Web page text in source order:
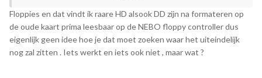
Floppies en dat vindt ik raare HD alsook DD zijn na formateren op
de oude kaart prima leesbaar op de NEBO floppy controller dus
eigenlijk geen idee hoe je dat moet zoeken waar het uiteindelijk
nog zal zitten . Iets werkt en iets ook niet , maar wat ?